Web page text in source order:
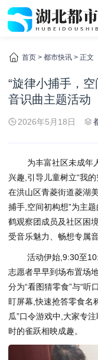
首页 > 都市快讯 > 正文
“旋律小捕手，
音识曲主题活动
2026年5月18日
为丰富社区未成年
兴趣,引导儿童树立“我
在洪山区青菱街道菱湖
捕手,空间初构想”为主
鹤观察团成员及社区困
受音乐魅力、畅想专属音
活动伊始,9:30至
志愿者早早到场布置场
分为“看图猜零食”与“听
盯屏幕,快速抢答零食名
瓜”口令游戏中,大家专
时的雀跃相映成趣。